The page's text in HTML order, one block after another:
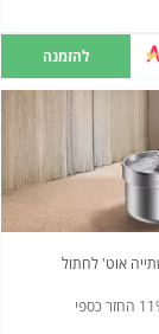
להזמנה
אוט' לחתול